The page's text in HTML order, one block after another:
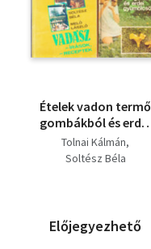
Ételek vadon termő
gombákból és erdei
gyümölcsökből +
Vadászírások ;
Tolnai Kálmán
Soltész Béla
Előjegyezhető